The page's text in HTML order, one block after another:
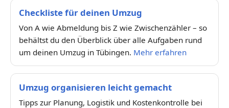
Checkliste für deinen Umzug
Von A wie Abmeldung bis Z wie Zwischenzähler – so
behältst du den Überblick über alle Aufgaben rund
um deinen Umzug in Tübingen. Mehr erfahren
Umzug organisieren leicht gemacht
Tipps zur Planung, Logistik und Kostenkontrolle bei